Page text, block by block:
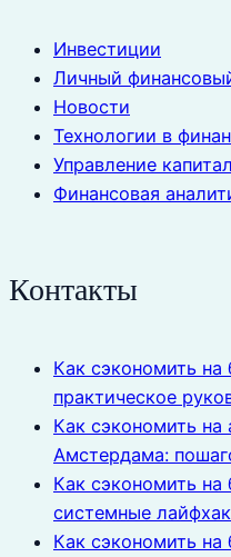
Инвестиции
Личный
Новости
Технологии в
Управление
Финансовая
Контакты
Как сэкономить
практическое
Как сэкономить на
Амстердама:
Как сэкономить
системные
Как сэкономить